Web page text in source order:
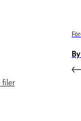
filer